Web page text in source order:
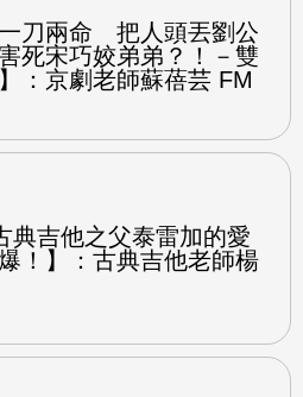
一刀兩命 把人頭丟劉公
死宋巧姣弟弟？！－雙
：京劇老師蘇蓓芸 FM
典吉他之父泰雷加的愛
！】：古典吉他老師楊